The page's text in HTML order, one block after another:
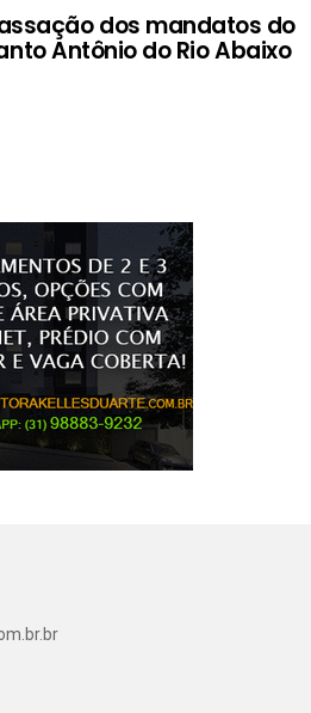
dos mandatos do
Antônio do Rio Abaixo